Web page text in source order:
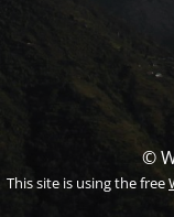
©
This site is using the free